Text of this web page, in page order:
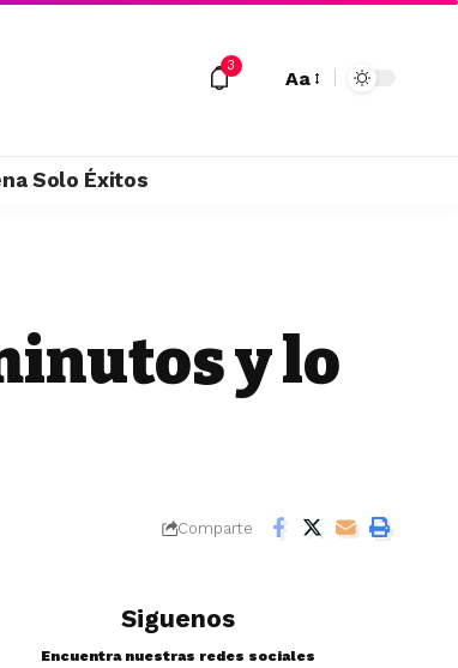
3
Aa
Solo Éxitos
y lo
Comparte
Siguenos
Encuentra nuestras redes sociales